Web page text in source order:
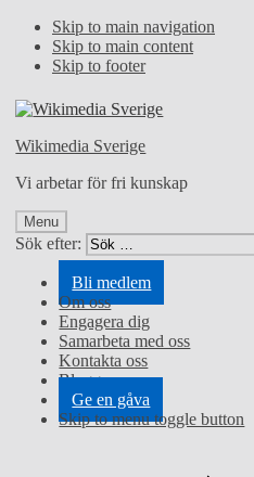
Skip to main navigation
Skip to main content
Skip to footer
Wikimedia Sverige
Vi arbetar för fri kunskap
Menu
Sök efter:
Bli medlem
Om oss
Engagera dig
Samarbeta med oss
Kontakta oss
Blogg
Ge en gåva
Skip to menu toggle button